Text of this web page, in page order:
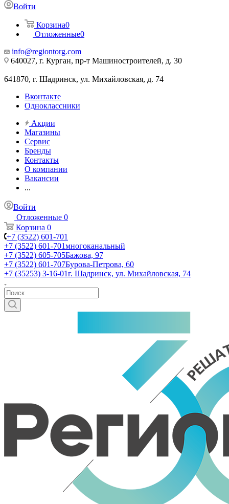
Войти
Корзина0
Отложенные0
info@regiontorg.com
640027, г. Курган, пр-т Машиностроителей, д. 30
641870, г. Шадринск, ул. Михайловская, д. 74
Вконтакте
Одноклассники
Акции
Магазины
Сервис
Бренды
Контакты
О компании
Вакансии
...
Войти
Отложенные 0
Корзина 0
+7 (3522) 601-701
+7 (3522) 601-701многоканальный
+7 (3522) 605-705Бажова, 97
+7 (3522) 601-707Бурова-Петрова, 60
+7 (35253) 3-16-01г. Шадринск, ул. Михайловская, 74